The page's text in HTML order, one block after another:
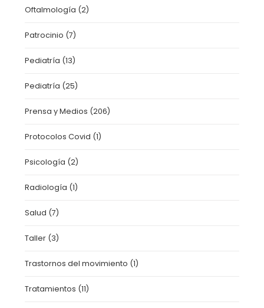
Oftalmología (2)
Patrocinio (7)
Pediatría (13)
Pediatría (25)
Prensa y Medios (206)
Protocolos Covid (1)
Psicología (2)
Radiología (1)
Salud (7)
Taller (3)
Trastornos del movimiento (1)
Tratamientos (11)